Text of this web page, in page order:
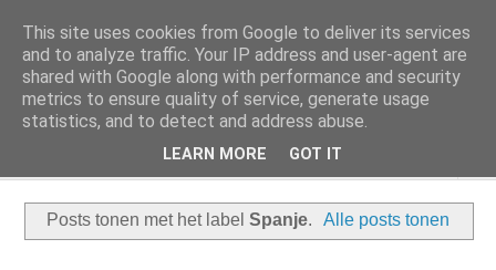
Slakken op reis
Camperreizen door Europa en Amerika
Posts tonen met het label Spanje. Alle posts tonen
This site uses cookies from Google to deliver its services
and to analyze traffic. Your IP address and user-agent are
shared with Google along with performance and security
metrics to ensure quality of service, generate usage
statistics, and to detect and address abuse.
LEARN MORE GOT IT